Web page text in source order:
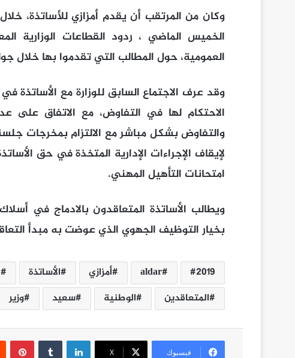
وكان من المرتقب أن يقدم أمزازي للأساتذة،
الخميس الماضي ، ردود القطاعات الوزارية
العمومية، حول المطالب التي تقدموا بها خلال
وقد عرف الاجتماع السابق للوزارة مع الأساتذة
الاحتكام لها في التفاوض، مع الاتفاق على
والتفاوض بشكل مباشر مع الالتزام بمخرجات
لإيقاف الإجراءات الإدارية المتخذة في حق
امتحانات التأهيل المهني.
ويطالب الأساتذة المتعاقدون بالادماج في
بخيار التوظيف الجهوي الذي عوضت به مبدأ
2019
aldar أمزازي الأساتذة
المتعاقدين
الوطنية سعيد وزير
فيسبوك ‫X
لينكدإن